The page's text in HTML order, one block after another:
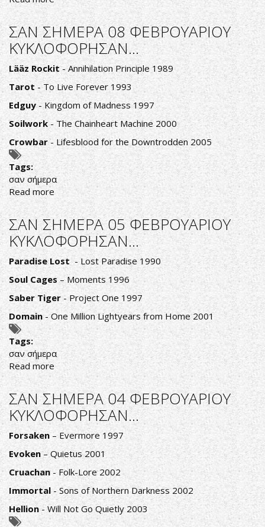
ΣΑΝ
ΣΗΜΕΡΑ
09
ΦΕΒΡΟΥΑΡΙΟΥ
ΚΥΚΛΟΦΟΡΗΣΑΝ...
ΣΑΝ ΣΗΜΕΡΑ 08 ΦΕΒΡΟΥΑΡΙΟΥ
ΚΥΚΛΟΦΟΡΗΣΑΝ...
Lääz Rockit- Annihilation Principle 1989
Tarot - To Live Forever 1993
Edguy - Kingdom of Madness 1997
Soilwork- The Chainheart Machine 2000
Crowbar- Lifesblood for the Downtrodden 2005
Tags:
σαν σήμερα
Read more about
ΣΑΝ
ΣΗΜΕΡΑ
08
ΦΕΒΡΟΥΑΡΙΟΥ
ΚΥΚΛΟΦΟΡΗΣΑΝ...
ΣΑΝ ΣΗΜΕΡΑ 05 ΦΕΒΡΟΥΑΡΙΟΥ
ΚΥΚΛΟΦΟΡΗΣΑΝ...
Paradise Lost - Lost Paradise 1990
Soul Cages– Moments 1996
Saber Tiger- Project One 1997
Domain- One Million Lightyears from Home 2001
Tags:
σαν σήμερα
Read more about
ΣΑΝ
ΣΗΜΕΡΑ
05
ΦΕΒΡΟΥΑΡΙΟΥ
ΚΥΚΛΟΦΟΡΗΣΑΝ...
ΣΑΝ ΣΗΜΕΡΑ 04 ΦΕΒΡΟΥΑΡΙΟΥ
ΚΥΚΛΟΦΟΡΗΣΑΝ...
Forsaken – Evermore 1997
Evoken– Quietus 2001
Cruachan - Folk-Lore 2002
Immortal - Sons of Northern Darkness 2002
Hellion- Will Not Go Quietly 2003